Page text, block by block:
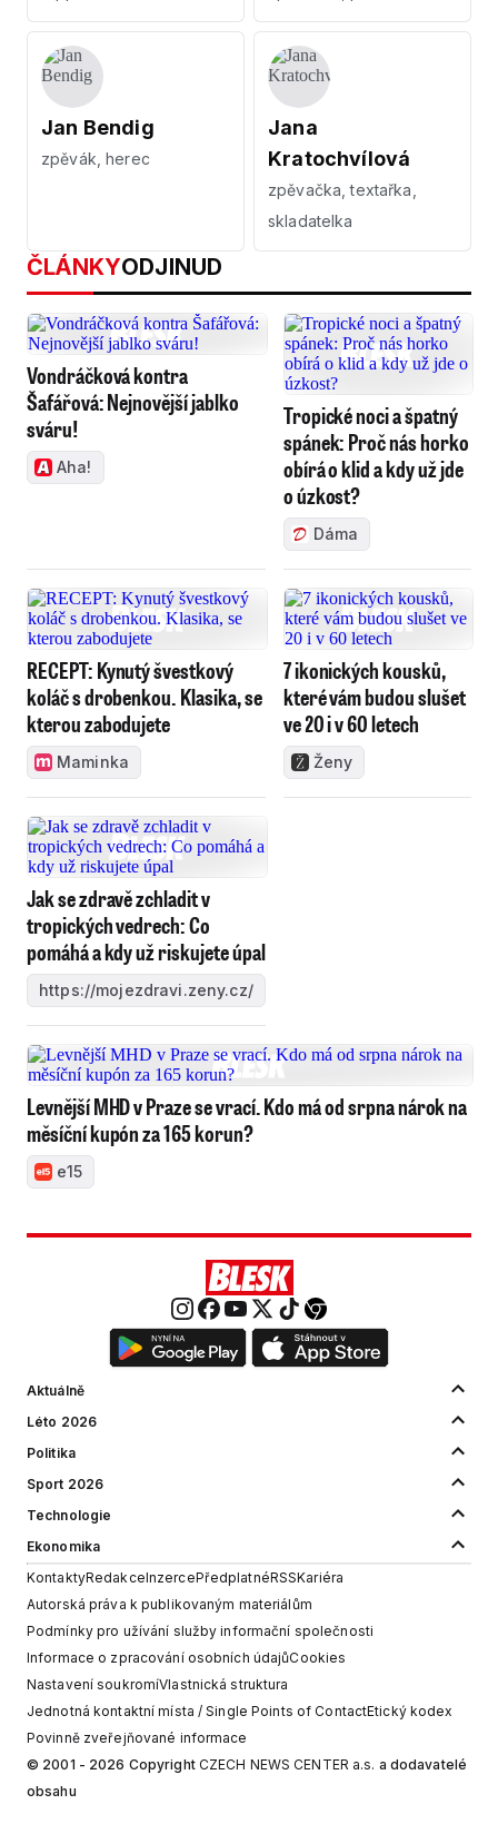
Jan Bendig
zpěvák, herec
Jana
Kratochvílová
zpěvačka, textařka,
skladatelka
ČLÁNKYODJINUD
Vondráčková kontra
Šafářová: Nejnovější jablko
sváru!
Aha!
Tropické noci a špatný
spánek: Proč nás horko
obírá o klid a kdy už jde
o úzkost?
Dáma
RECEPT: Kynutý švestkový
koláč s drobenkou. Klasika, se
kterou zabodujete
Maminka
7 ikonických kousků,
které vám budou slušet
ve 20 i v 60 letech
Ženy
Jak se zdravě zchladit v
tropických vedrech: Co
pomáhá a kdy už riskujete úpal
https://mojezdravi.zeny.cz/
Levnější MHD v Praze se vrací. Kdo má od srpna nárok na
měsíční kupón za 165 korun?
e15
Aktuálně
Léto 2026
Politika
Sport 2026
Technologie
Ekonomika
KontaktyRedakceInzercePředplatnéRSSKariéra
Autorská práva k publikovaným materiálům
Podmínky pro užívání služby informační společnosti
Informace o zpracování osobních údajůCookies
Nastavení soukromíVlastnická struktura
Jednotná kontaktní místa / Single Points of ContactEtický kodex
Povinně zveřejňované informace
© 2001 - 2026 Copyright CZECH NEWS CENTER a.s. a dodavatelé
obsahu